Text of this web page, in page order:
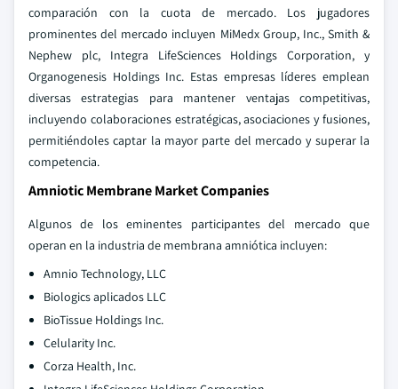
comparación con la cuota de mercado. Los jugadores
prominentes del mercado incluyen MiMedx Group, Inc., Smith &
Nephew plc, Integra LifeSciences Holdings Corporation, y
Organogenesis Holdings Inc. Estas empresas líderes emplean
diversas estrategias para mantener ventajas competitivas,
incluyendo colaboraciones estratégicas, asociaciones y fusiones,
permitiéndoles captar la mayor parte del mercado y superar la
competencia.
Amniotic Membrane Market Companies
Algunos de los eminentes participantes del mercado que
operan en la industria de membrana amniótica incluyen:
Amnio Technology, LLC
Biologics aplicados LLC
BioTissue Holdings Inc.
Celularity Inc.
Corza Health, Inc.